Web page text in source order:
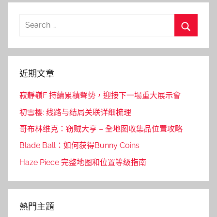
Search
近期文章
寂靜嶺F 持續累積聲勢，迎接下一場重大展示會
初雪樱: 线路与结局关联详细梳理
哥布林维克：窃贼大亨 – 全地图收集品位置攻略
Blade Ball：如何获得Bunny Coins
Haze Piece 完整地图和位置等级指南
熱門主題